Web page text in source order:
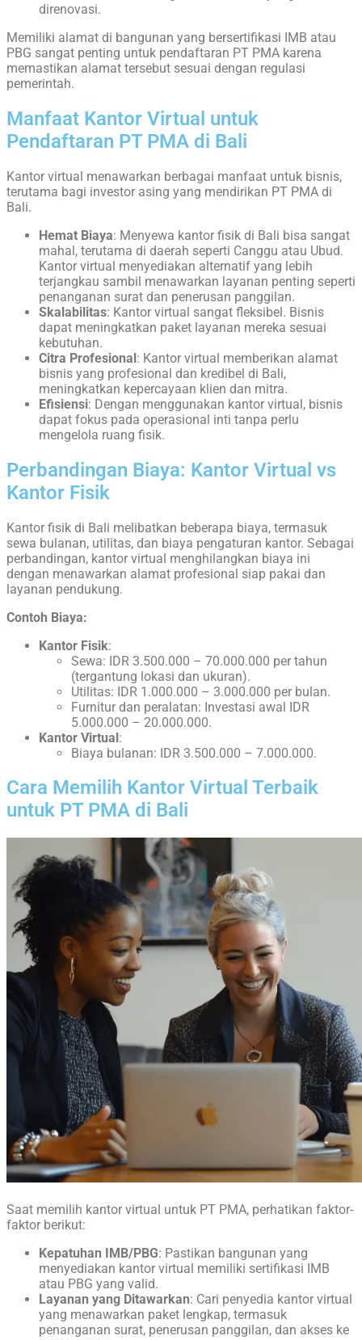
direnovasi.
Memiliki alamat di bangunan yang bersertifikasi IMB atau
PBG sangat penting untuk pendaftaran PT PMA karena
memastikan alamat tersebut sesuai dengan regulasi
pemerintah.
Manfaat Kantor Virtual untuk
Pendaftaran PT PMA di Bali
Kantor virtual menawarkan berbagai manfaat untuk bisnis,
terutama bagi investor asing yang mendirikan PT PMA di
Bali.
Hemat Biaya: Menyewa kantor fisik di Bali bisa sangat
mahal, terutama di daerah seperti Canggu atau Ubud.
Kantor virtual menyediakan alternatif yang lebih
terjangkau sambil menawarkan layanan penting seperti
penanganan surat dan penerusan panggilan.
Skalabilitas: Kantor virtual sangat fleksibel. Bisnis
dapat meningkatkan paket layanan mereka sesuai
kebutuhan.
Citra Profesional: Kantor virtual memberikan alamat
bisnis yang profesional dan kredibel di Bali,
meningkatkan kepercayaan klien dan mitra.
Efisiensi: Dengan menggunakan kantor virtual, bisnis
dapat fokus pada operasional inti tanpa perlu
mengelola ruang fisik.
Perbandingan Biaya: Kantor Virtual vs
Kantor Fisik
Kantor fisik di Bali melibatkan beberapa biaya, termasuk
sewa bulanan, utilitas, dan biaya pengaturan kantor. Sebagai
perbandingan, kantor virtual menghilangkan biaya ini
dengan menawarkan alamat profesional siap pakai dan
layanan pendukung.
Contoh Biaya:
Kantor Fisik:
Sewa: IDR 3.500.000 – 70.000.000 per tahun
(tergantung lokasi dan ukuran).
Utilitas: IDR 1.000.000 – 3.000.000 per bulan.
Furnitur dan peralatan: Investasi awal IDR
5.000.000 – 20.000.000.
Kantor Virtual:
Biaya bulanan: IDR 3.500.000 – 7.000.000.
Cara Memilih Kantor Virtual Terbaik
untuk PT PMA di Bali
Saat memilih kantor virtual untuk PT PMA, perhatikan faktor-
faktor berikut:
Kepatuhan IMB/PBG: Pastikan bangunan yang
menyediakan kantor virtual memiliki sertifikasi IMB
atau PBG yang valid.
Layanan yang Ditawarkan: Cari penyedia kantor virtual
yang menawarkan paket lengkap, termasuk
penanganan surat, penerusan panggilan, dan akses ke